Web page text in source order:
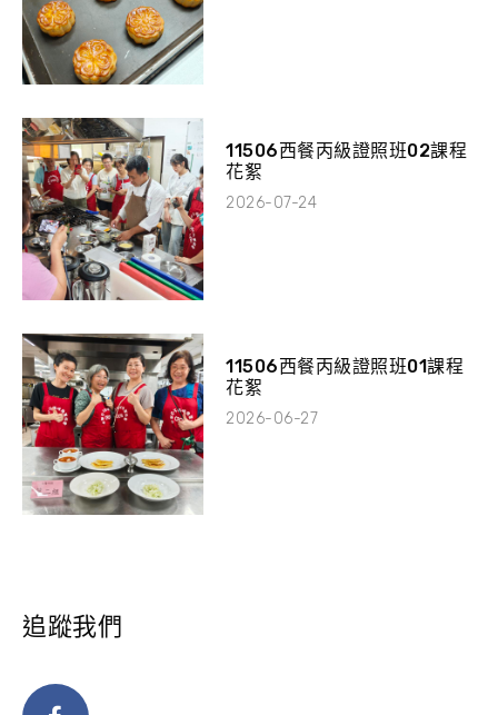
11506西餐丙級證照班02課程
花絮
2026-07-24
11506西餐丙級證照班01課程
花絮
2026-06-27
追蹤我們